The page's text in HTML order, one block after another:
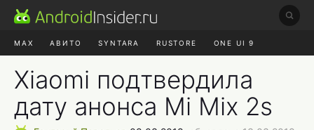
MAX АВИТО SYNTARA RUSTORE ONE UI 9
Xiaomi подтвердила
дату анонса Mi Mix 2s